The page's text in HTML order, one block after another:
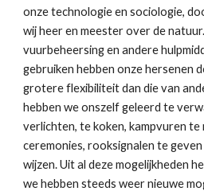
onze technologie en sociologie,
wij heer en meester over de
vuurbeheersing en andere
gebruiken hebben onze hersenen
grotere flexibiliteit dan die van
hebben we onszelf geleerd te
verlichten, te koken, kampvuren
ceremonies, rooksignalen te
wijzen. Uit al deze mogelijkheden
we hebben steeds weer nieuwe